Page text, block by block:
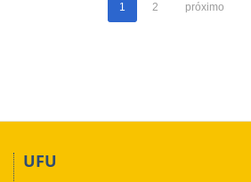
1 2 próximo
UFU